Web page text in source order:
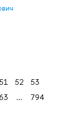
51 52
53
... 794